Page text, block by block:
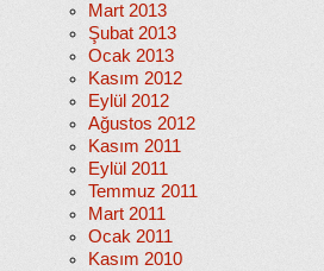
Mart 2013
Şubat 2013
Ocak 2013
Kasım 2012
Eylül 2012
Ağustos 2012
Kasım 2011
Eylül 2011
Temmuz 2011
Mart 2011
Ocak 2011
Kasım 2010